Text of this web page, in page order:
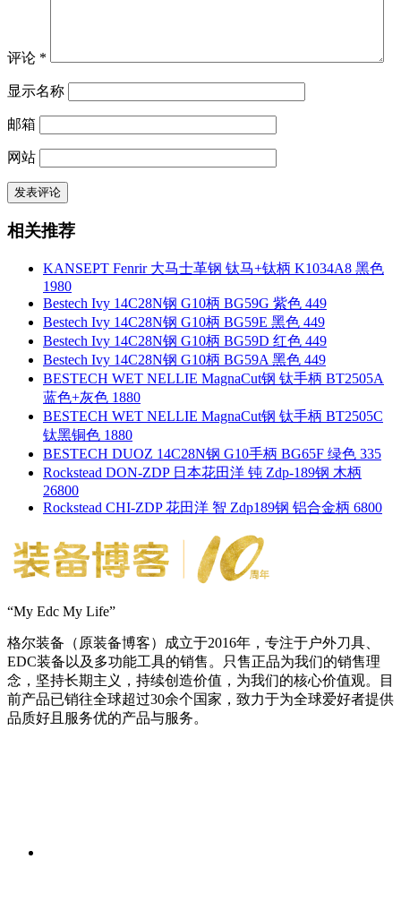
评论 *
显示名称
邮箱
网站
相关推荐
KANSEPT Fenrir 大马士革钢 钛马+钛柄 K1034A8 黑色
1980
Bestech Ivy 14C28N钢 G10柄 BG59G 紫色 449
Bestech Ivy 14C28N钢 G10柄 BG59E 黑色 449
Bestech Ivy 14C28N钢 G10柄 BG59D 红色 449
Bestech Ivy 14C28N钢 G10柄 BG59A 黑色 449
BESTECH WET NELLIE MagnaCut钢 钛手柄 BT2505A
蓝色+灰色 1880
BESTECH WET NELLIE MagnaCut钢 钛手柄 BT2505C
钛黑铜色 1880
BESTECH DUOZ 14C28N钢 G10手柄 BG65F 绿色 335
Rockstead DON-ZDP 日本花田洋 钝 Zdp-189钢 木柄
26800
Rockstead CHI-ZDP 花田洋 智 Zdp189钢 铝合金柄 6800
“My Edc My Life”
格尔装备（原装备博客）成立于2016年，专注于户外刀具、
EDC装备以及多功能工具的销售。只售正品为我们的销售理
念，坚持长期主义，持续创造价值，为我们的核心价值观。目
前产品已销往全球超过30余个国家，致力于为全球爱好者提供
品质好且服务优的产品与服务。